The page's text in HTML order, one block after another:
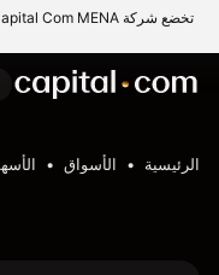
الرئيسية الأسواق